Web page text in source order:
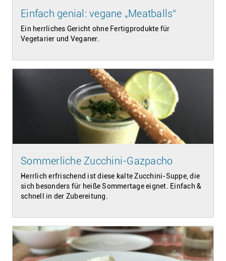
Einfach genial: vegane „Meatballs“
Ein herrliches Gericht ohne Fertigprodukte für
Vegetarier und Veganer.
Sommerliche Zucchini-Gazpacho
Herrlich erfrischend ist diese kalte Zucchini-Suppe, die
sich besonders für heiße Sommertage eignet. Einfach &
schnell in der Zubereitung.